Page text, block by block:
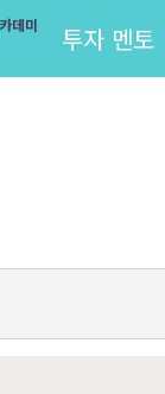
투자 멘토